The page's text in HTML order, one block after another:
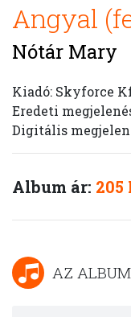
Angyal
Nótár Mary
Kiadó: Skyforce
Eredeti
Digitális
Album ár: 205
AZ